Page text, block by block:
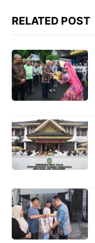
k p
me
r
RELATED POST